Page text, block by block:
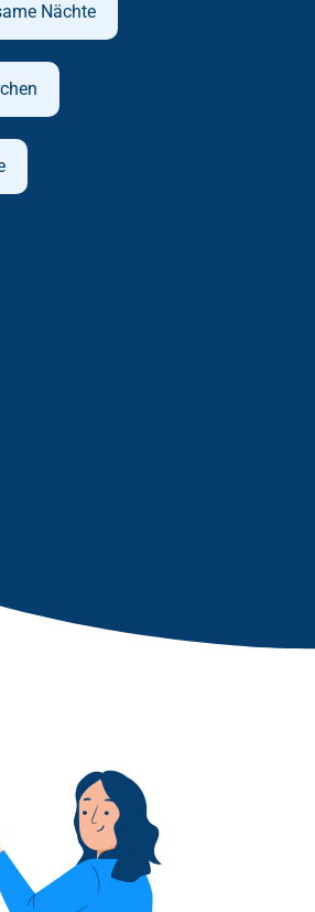
Nächte